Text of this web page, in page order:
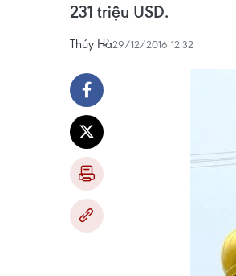
231 triệu USD.
Thúy Hà29/12/2016 12:32